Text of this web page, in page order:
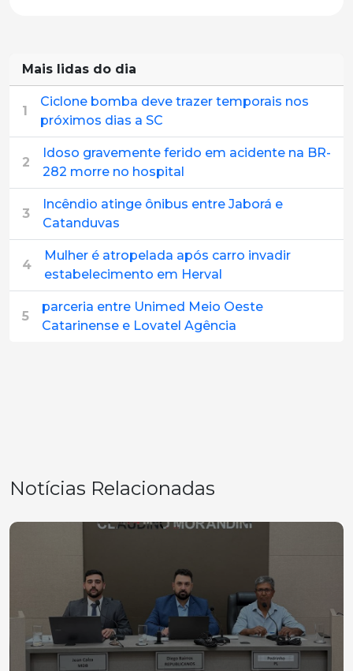
Mais lidas do dia
1
Ciclone bomba deve trazer temporais nos
próximos dias a SC
2
Idoso gravemente ferido em acidente na BR-
282 morre no hospital
3
Incêndio atinge ônibus entre Jaborá e
Catanduvas
4
Mulher é atropelada após carro invadir
estabelecimento em Herval
5
parceria entre Unimed Meio Oeste
Catarinense e Lovatel Agência
Notícias Relacionadas